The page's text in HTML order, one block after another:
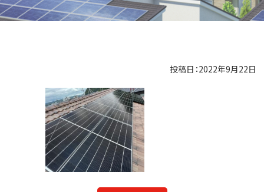
投稿日：2022年9月22日